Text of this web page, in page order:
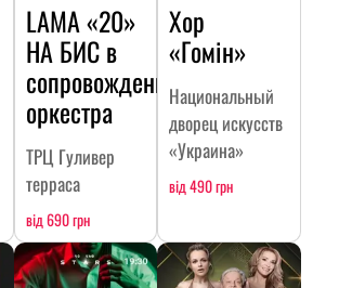
LAMA «20»
НА БИC в
сопровождении
оркестра
ТРЦ Гуливер
терраса
від 690 грн
Хор
«Гомін»
Национальный
дворец искусств
«Украина»
від 490 грн